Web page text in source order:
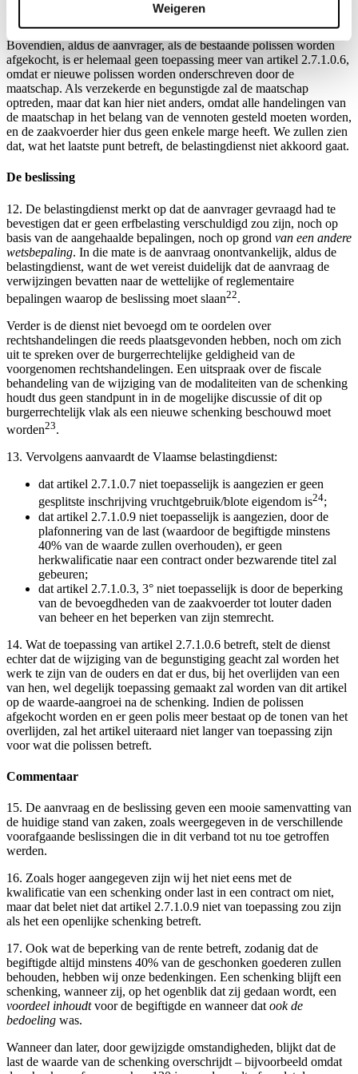
Weigeren
verzekeringsprestaties en de waarde van de delen van de maatschap
bij de notariële akte (die immers geregistreerd wordt).
Bovendien, aldus de aanvrager, als de bestaande polissen worden
afgekocht, is er helemaal geen toepassing meer van artikel 2.7.1.0.6,
omdat er nieuwe polissen worden onderschreven door de
maatschap. Als verzekerde en begunstigde zal de maatschap
optreden, maar dat kan hier niet anders, omdat alle handelingen van
de maatschap in het belang van de vennoten gesteld moeten worden,
en de zaakvoerder hier dus geen enkele marge heeft. We zullen zien
dat, wat het laatste punt betreft, de belastingdienst niet akkoord gaat.
De beslissing
12. De belastingdienst merkt op dat de aanvrager gevraagd had te
bevestigen dat er geen erfbelasting verschuldigd zou zijn, noch op
basis van de aangehaalde bepalingen, noch op grond van een andere
wetsbepaling. In die mate is de aanvraag onontvankelijk, aldus de
belastingdienst, want de wet vereist duidelijk dat de aanvraag de
verwijzingen bevatten naar de wettelijke of reglementaire
bepalingen waarop de beslissing moet slaan22.
Verder is de dienst niet bevoegd om te oordelen over
rechtshandelingen die reeds plaatsgevonden hebben, noch om zich
uit te spreken over de burgerrechtelijke geldigheid van de
voorgenomen rechtshandelingen. Een uitspraak over de fiscale
behandeling van de wijziging van de modaliteiten van de schenking
houdt dus geen standpunt in in de mogelijke discussie of dit op
burgerrechtelijk vlak als een nieuwe schenking beschouwd moet
worden23.
13. Vervolgens aanvaardt de Vlaamse belastingdienst:
dat artikel 2.7.1.0.7 niet toepasselijk is aangezien er geen
gesplitste inschrijving vruchtgebruik/blote eigendom is24;
dat artikel 2.7.1.0.9 niet toepasselijk is aangezien, door de
plafonnering van de last (waardoor de begiftigde minstens
40% van de waarde zullen overhouden), er geen
herkwalificatie naar een contract onder bezwarende titel zal
gebeuren;
dat artikel 2.7.1.0.3, 3° niet toepasselijk is door de beperking
van de bevoegdheden van de zaakvoerder tot louter daden
van beheer en het beperken van zijn stemrecht.
14. Wat de toepassing van artikel 2.7.1.0.6 betreft, stelt de dienst
echter dat de wijziging van de begunstiging geacht zal worden het
werk te zijn van de ouders en dat er dus, bij het overlijden van een
van hen, wel degelijk toepassing gemaakt zal worden van dit artikel
op de waarde-aangroei na de schenking. Indien de polissen
afgekocht worden en er geen polis meer bestaat op de tonen van het
overlijden, zal het artikel uiteraard niet langer van toepassing zijn
voor wat die polissen betreft.
Commentaar
15. De aanvraag en de beslissing geven een mooie samenvatting van
de huidige stand van zaken, zoals weergegeven in de verschillende
voorafgaande beslissingen die in dit verband tot nu toe getroffen
werden.
16. Zoals hoger aangegeven zijn wij het niet eens met de
kwalificatie van een schenking onder last in een contract om niet,
maar dat belet niet dat artikel 2.7.1.0.9 niet van toepassing zou zijn
als het een openlijke schenking betreft.
17. Ook wat de beperking van de rente betreft, zodanig dat de
begiftigde altijd minstens 40% van de geschonken goederen zullen
behouden, hebben wij onze bedenkingen. Een schenking blijft een
schenking, wanneer zij, op het ogenblik dat zij gedaan wordt, een
voordeel inhoudtvoor de begiftigde en wanneer dat ook de
bedoeling was.
Wanneer dan later, door gewijzigde omstandigheden, blijkt dat de
last de waarde van de schenking overschrijdt – bijvoorbeeld omdat